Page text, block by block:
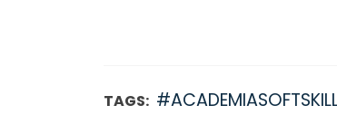
TAGS: